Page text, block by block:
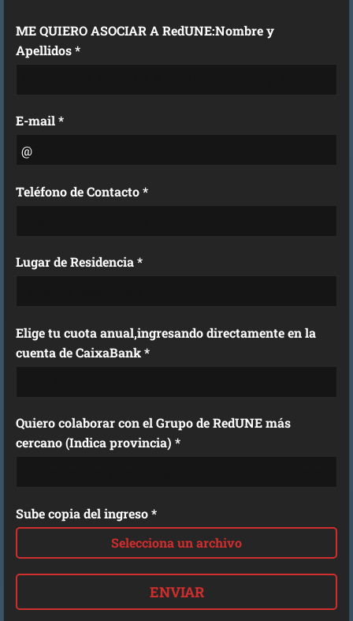
ME QUIERO ASOCIAR A RedUNE:Nombre y
Apellidos *
E-mail *
Teléfono de Contacto *
Lugar de Residencia *
Elige tu cuota anual,ingresando directamente en la
cuenta de CaixaBank *
Quiero colaborar con el Grupo de RedUNE más
cercano (Indica provincia) *
Sube copia del ingreso *
Selecciona un archivo